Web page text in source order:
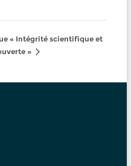
« Intégrité scientifique et
»